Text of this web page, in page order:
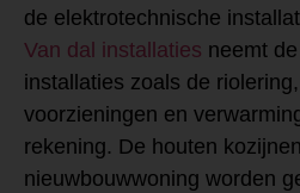
de elektrotechnische
Van dal installaties neemt
installaties zoals de
voorzieningen en
rekening. De houten
nieuwbouwwoning worden